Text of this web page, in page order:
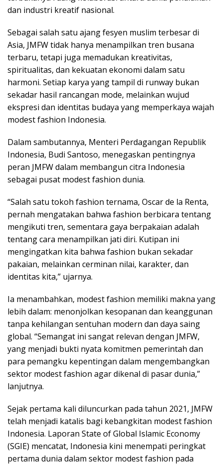
dan industri kreatif nasional.
Sebagai salah satu ajang fesyen muslim terbesar di
Asia, JMFW tidak hanya menampilkan tren busana
terbaru, tetapi juga memadukan kreativitas,
spiritualitas, dan kekuatan ekonomi dalam satu
harmoni. Setiap karya yang tampil di runway bukan
sekadar hasil rancangan mode, melainkan wujud
ekspresi dan identitas budaya yang memperkaya wajah
modest fashion Indonesia.
Dalam sambutannya, Menteri Perdagangan Republik
Indonesia, Budi Santoso, menegaskan pentingnya
peran JMFW dalam membangun citra Indonesia
sebagai pusat modest fashion dunia.
“Salah satu tokoh fashion ternama, Oscar de la Renta,
pernah mengatakan bahwa fashion berbicara tentang
mengikuti tren, sementara gaya berpakaian adalah
tentang cara menampilkan jati diri. Kutipan ini
mengingatkan kita bahwa fashion bukan sekadar
pakaian, melainkan cerminan nilai, karakter, dan
identitas kita,” ujarnya.
Ia menambahkan, modest fashion memiliki makna yang
lebih dalam: menonjolkan kesopanan dan keanggunan
tanpa kehilangan sentuhan modern dan daya saing
global. “Semangat ini sangat relevan dengan JMFW,
yang menjadi bukti nyata komitmen pemerintah dan
para pemangku kepentingan dalam mengembangkan
sektor modest fashion agar dikenal di pasar dunia,”
lanjutnya.
Sejak pertama kali diluncurkan pada tahun 2021, JMFW
telah menjadi katalis bagi kebangkitan modest fashion
Indonesia. Laporan State of Global Islamic Economy
(SGIE) mencatat, Indonesia kini menempati peringkat
pertama dunia dalam sektor modest fashion pada